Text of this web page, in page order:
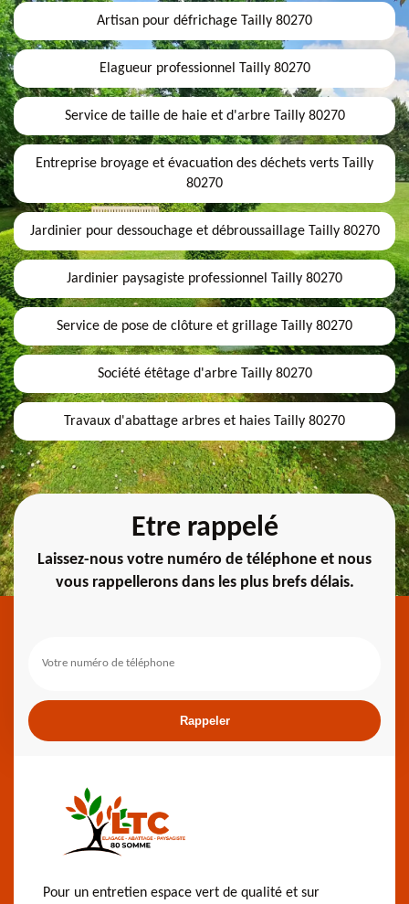
Artisan pour défrichage Tailly 80270
Elagueur professionnel Tailly 80270
Service de taille de haie et d'arbre Tailly 80270
Entreprise broyage et évacuation des déchets verts Tailly
80270
Jardinier pour dessouchage et débroussaillage Tailly 80270
Jardinier paysagiste professionnel Tailly 80270
Service de pose de clôture et grillage Tailly 80270
Société étêtage d'arbre Tailly 80270
Travaux d'abattage arbres et haies Tailly 80270
Etre rappelé
Laissez-nous votre numéro de téléphone et nous
vous rappellerons dans les plus brefs délais.
Pour un entretien espace vert de qualité et sur